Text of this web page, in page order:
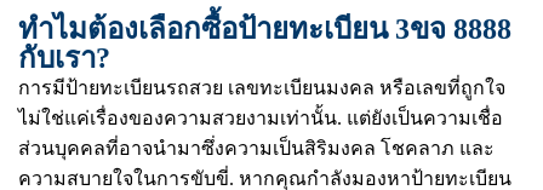
ทำไมต้องเลือกซื้อป้ายทะเบียน 3ขจ 8888
กับเรา?
การมีป้ายทะเบียนรถสวย เลขทะเบียนมงคล หรือเลขที่ถูกใจ
ไม่ใช่แค่เรื่องของความสวยงามเท่านั้น. แต่ยังเป็นความเชื่อ
ส่วนบุคคลที่อาจนำมาซึ่งความเป็นสิริมงคล โชคลาภ และ
ความสบายใจในการขับขี่. หากคุณกำลังมองหาป้ายทะเบียน